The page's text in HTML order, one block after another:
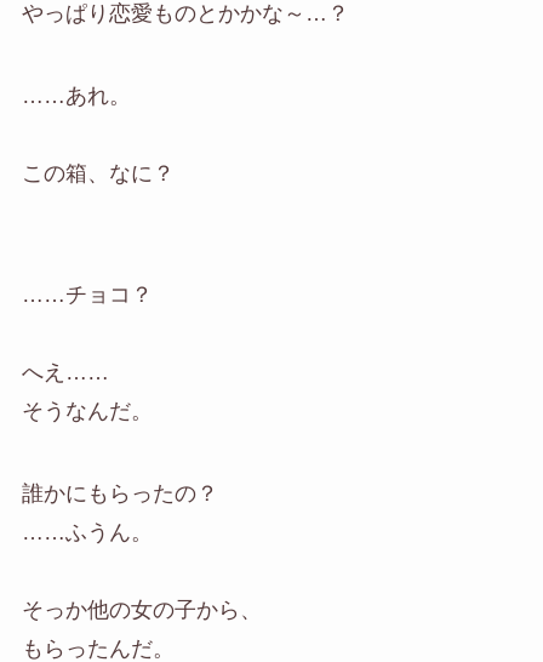
やっぱり恋愛ものとかかな～…？
……あれ。
この箱、なに？
……チョコ？
へえ……
そうなんだ。
誰かにもらったの？
……ふうん。
そっか他の女の子から、
もらったんだ。